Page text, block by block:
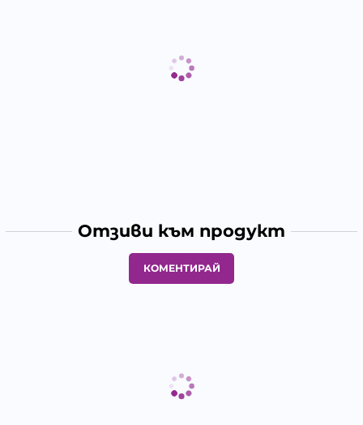
Отзиви към продукт
КОМЕНТИРАЙ